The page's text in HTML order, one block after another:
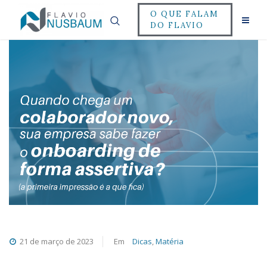
O QUE FALAM
DO FLAVIO
21 de março de 2023 Em Dicas,Matéria